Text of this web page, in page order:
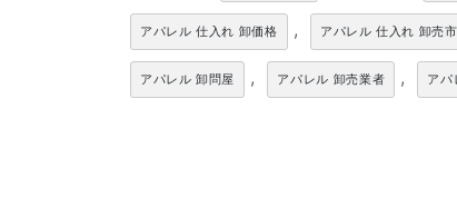
アパレル 仕入れ 卸価格 , アパレル 仕入れ 卸売
アパレル 卸問屋 , アパレル 卸売業者 , アパ